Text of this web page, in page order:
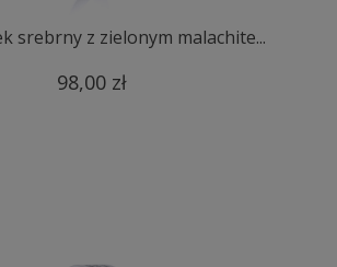
srebrny z zielonym malachite...
98,00 zł